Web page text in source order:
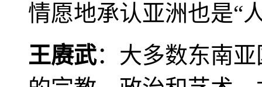
情愿地承认亚洲也是“
王赓武：大多数东南